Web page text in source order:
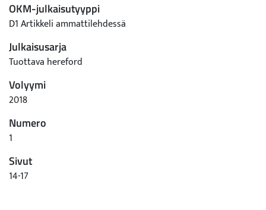
OKM-julkaisutyyppi
D1 Artikkeli ammattilehdessä
Julkaisusarja
Tuottava hereford
Volyymi
2018
Numero
1
Sivut
14-17